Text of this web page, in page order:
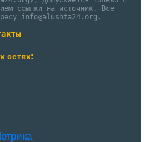
ссылки на источник. Все
info@alushta24.org.
сетях: